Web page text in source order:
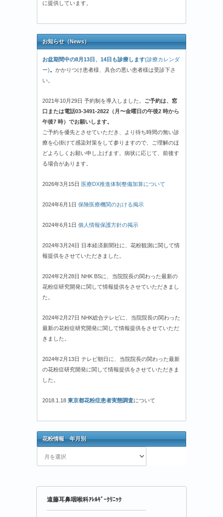
に提供しています。
お知らせ（News）
お盆期間中の8月13日、14日も診療します(診療カレンダ
ー)。 かかりつけ患者様、具合の悪い患者様は受診下さ
い。
2021年10月29日 予約制を導入しました。 ご予約は、窓
口または電話03-3491-2822（月〜金曜日の午後2 時から
午後7 時）でお願いします。
ご予約を優先とさせていただき、より待ち時間の無い診
療を心掛けて感染対策をして参りますので、ご理解のほ
どよろしくお願い申し上げます。病状に応じて、前後す
る場合があります。
2026年3月15日 医療DX推進体制整備加算について
2024年6月1日 保険医療機関のおける掲示
2024年6月1日 個人情報保護方針の掲示
2024年3月24日 日本経済新聞社に、花粉観測に関して情
報提供をさせていただきました。
2024年2月28日 NHK BSに、当院院長の関わった最新の
花粉症研究開発に関して情報提供をさせていただきまし
た。
2024年2月27日 NHK総合テレビに、当院院長の関わった
最新の花粉症研究開発に関して情報提供をさせていただ
きました。
2024年2月13日 テレビ朝日に、当院院長の関わった最新
の花粉症研究開発に関して情報提供をさせていただきま
した。
2018.1.18 東京都花粉症患者実態調査について
花粉情報 年月別
花
粉
遠藤耳鼻咽喉科ｱﾚﾙｷﾞｰｸﾘﾆｯｸ